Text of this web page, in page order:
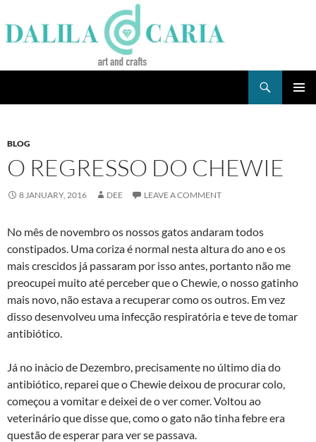
to
content
BLOG
O REGRESSO DO CHEWIE
8 JANUARY, 2016 DEE LEAVE A COMMENT
No mês de novembro os nossos gatos andaram todos
constipados. Uma coriza é normal nesta altura do ano e os
mais crescidos já passaram por isso antes, portanto não me
preocupei muito até perceber que o Chewie, o nosso gatinho
mais novo, não estava a recuperar como os outros. Em vez
disso desenvolveu uma infecção respiratória e teve de tomar
antibiótico.
Já no inà­cio de Dezembro, precisamente no último dia do
antibiótico, reparei que o Chewie deixou de procurar colo,
começou a vomitar e deixei de o ver comer. Voltou ao
veterinário que disse que, como o gato não tinha febre era
questão de esperar para ver se passava.